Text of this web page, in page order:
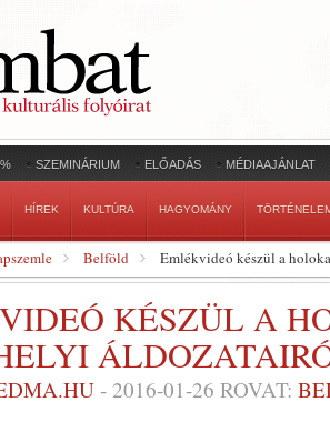
SZEMINÁRIUM ELŐADÁS MÉDIAAJÁNLAT
HÍREK KULTÚRA HAGYOMÁNY
Belföld Emlékvideó készül a
KÉSZÜL A
- 2016-01-26 ROVAT: